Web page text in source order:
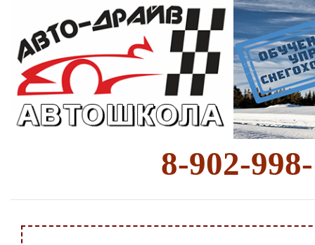
8-902-